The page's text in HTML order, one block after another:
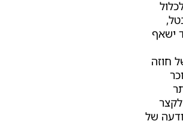
ישאף
חוזה
השוכר
מותר
של